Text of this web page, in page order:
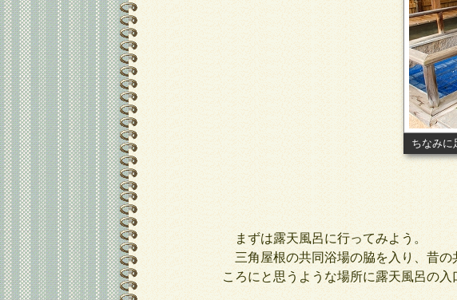
ちなみに
まずは露天風呂に行ってみよう。
三角屋根の共同浴場の脇を入り、昔の
ころにと思うような場所に露天風呂の